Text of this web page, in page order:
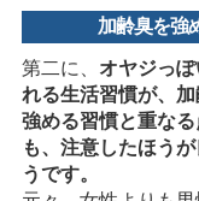
加齢臭を強
第二に、 オヤジっぽ
れる生活習慣が、加
強める習慣と重なる
も、注意したほう
うです。